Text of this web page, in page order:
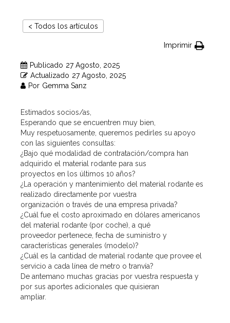
< Todos los artículos
Imprimir
Publicado 27 Agosto, 2025
Actualizado 27 Agosto, 2025
Por Gemma Sanz
Estimados socios/as,
Esperando que se encuentren muy bien,
Muy respetuosamente, queremos pedirles su apoyo
con las siguientes consultas:
¿Bajo qué modalidad de contratación/compra han
adquirido el material rodante para sus
proyectos en los últimos 10 años?
¿La operación y mantenimiento del material rodante es
realizado directamente por vuestra
organización o través de una empresa privada?
¿Cuál fue el costo aproximado en dólares americanos
del material rodante (por coche), a qué
proveedor pertenece, fecha de suministro y
características generales (modelo)?
¿Cuál es la cantidad de material rodante que provee el
servicio a cada línea de metro o tranvía?
De antemano muchas gracias por vuestra respuesta y
por sus aportes adicionales que quisieran
ampliar.